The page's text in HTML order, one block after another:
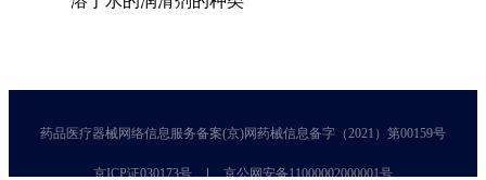
药品医疗器械网络信息服务备案(京)网药械信息备字（2021）第00159号
京ICP证030173号 京公网安备11000002000001号